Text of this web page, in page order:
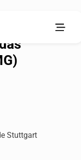
a
Stuttgart